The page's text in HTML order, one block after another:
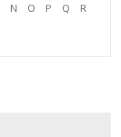
N O P Q
R